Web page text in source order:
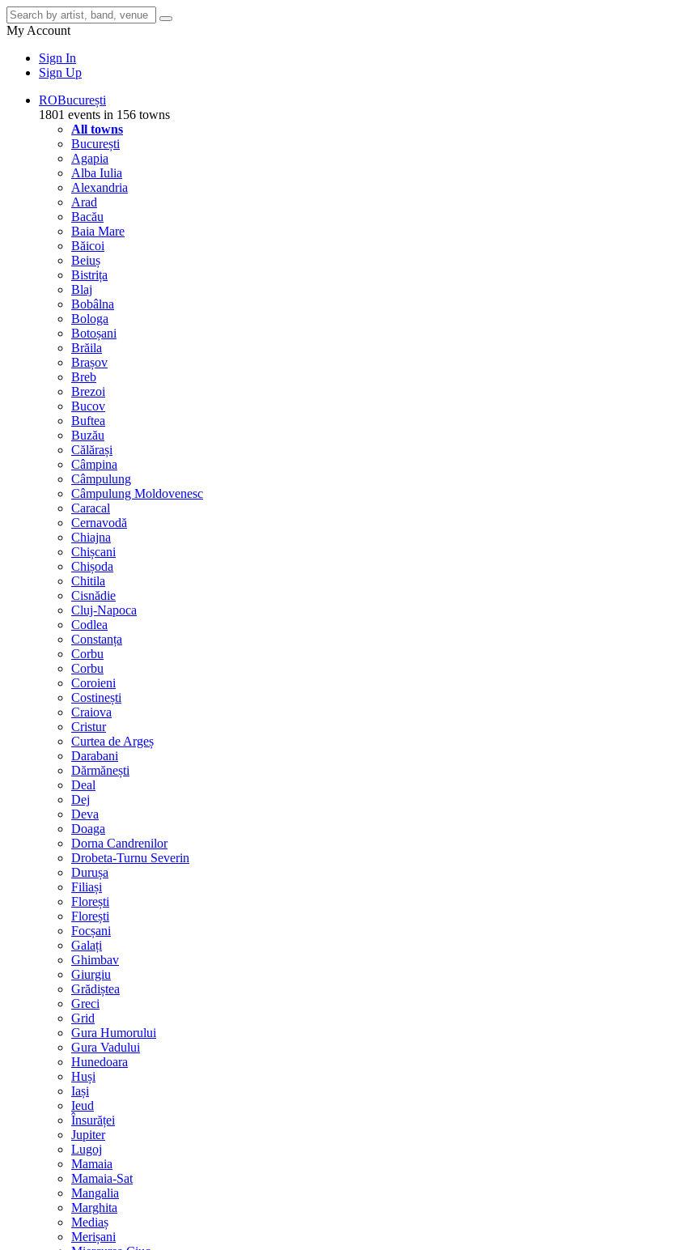
My Account
Sign In
Sign Up
ROBucurești
1801 events in 156 towns
All towns
București
Agapia
Alba Iulia
Alexandria
Arad
Bacău
Baia Mare
Băicoi
Beiuș
Bistrița
Blaj
Bobâlna
Bologa
Botoșani
Brăila
Brașov
Breb
Brezoi
Bucov
Buftea
Buzău
Călărași
Câmpina
Câmpulung
Câmpulung Moldovenesc
Caracal
Cernavodă
Chiajna
Chișcani
Chișoda
Chitila
Cisnădie
Cluj-Napoca
Codlea
Constanța
Corbu
Corbu
Coroieni
Costinești
Craiova
Cristur
Curtea de Argeș
Darabani
Dărmănești
Deal
Dej
Deva
Doaga
Dorna Candrenilor
Drobeta-Turnu Severin
Durușa
Filiași
Florești
Florești
Focșani
Galați
Ghimbav
Giurgiu
Grădiștea
Greci
Grid
Gura Humorului
Gura Vadului
Hunedoara
Huși
Iași
Ieud
Însurăței
Jupiter
Lugoj
Mamaia
Mamaia-Sat
Mangalia
Marghita
Mediaș
Merișani